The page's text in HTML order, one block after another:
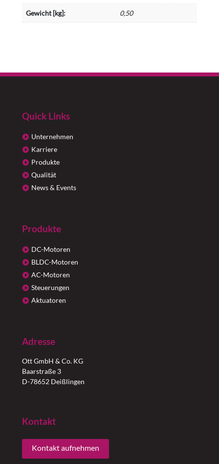
Gewicht [kg]: 0,50
Quick Links
Unternehmen
Karriere
Produkte
Qualität
News & Events
Produkte
DC-Motoren
BLDC-Motoren
AC-Motoren
Steuerungen
Aktuatoren
Adresse
Ott GmbH & Co. KG
Baarstraße 3
D-78652 Deißlingen
Kontakt
Kontakt aufnehmen